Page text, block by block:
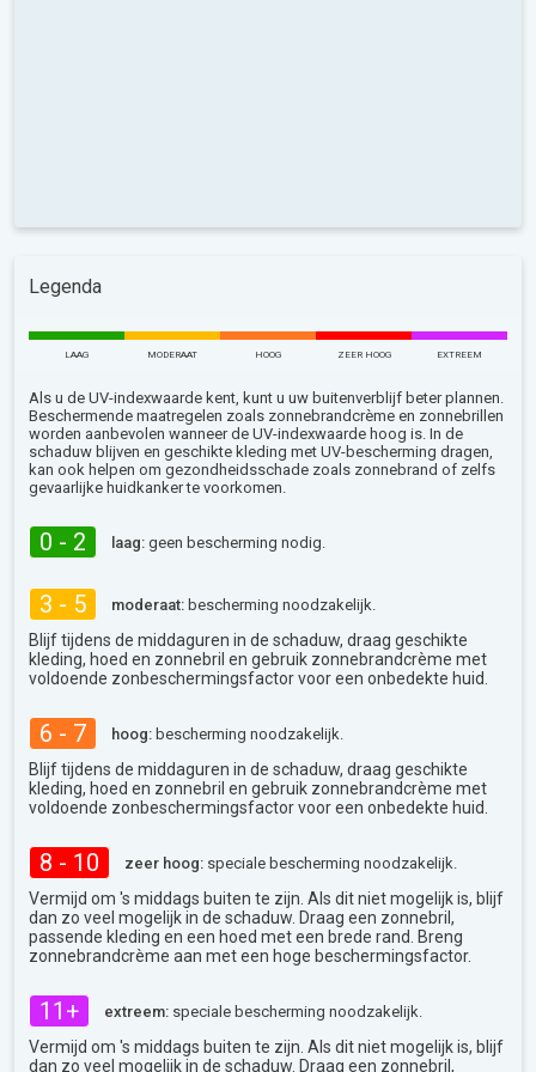
Legenda
LAAG MODERAAT HOOG ZEER HOOG EXTREEM
Als u de UV-indexwaarde kent, kunt u uw buitenverblijf beter plannen.
Beschermende maatregelen zoals zonnebrandcrème en zonnebrillen
worden aanbevolen wanneer de UV-indexwaarde hoog is. In de
schaduw blijven en geschikte kleding met UV-bescherming dragen,
kan ook helpen om gezondheidsschade zoals zonnebrand of zelfs
gevaarlijke huidkanker te voorkomen.
0 - 2 laag: geen bescherming nodig.
3 - 5 moderaat: bescherming noodzakelijk.
Blijf tijdens de middaguren in de schaduw, draag geschikte
kleding, hoed en zonnebril en gebruik zonnebrandcrème met
voldoende zonbeschermingsfactor voor een onbedekte huid.
6 - 7 hoog: bescherming noodzakelijk.
Blijf tijdens de middaguren in de schaduw, draag geschikte
kleding, hoed en zonnebril en gebruik zonnebrandcrème met
voldoende zonbeschermingsfactor voor een onbedekte huid.
8 - 10 zeer hoog: speciale bescherming noodzakelijk.
Vermijd om 's middags buiten te zijn. Als dit niet mogelijk is, blijf
dan zo veel mogelijk in de schaduw. Draag een zonnebril,
passende kleding en een hoed met een brede rand. Breng
zonnebrandcrème aan met een hoge beschermingsfactor.
11+ extreem: speciale bescherming noodzakelijk.
Vermijd om 's middags buiten te zijn. Als dit niet mogelijk is, blijf
dan zo veel mogelijk in de schaduw. Draag een zonnebril,